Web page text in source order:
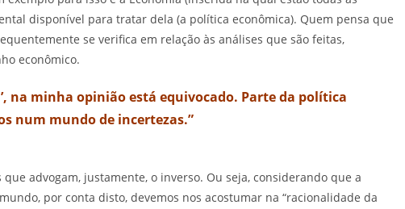
disponível para tratar dela (a política econômica). Quem pensa que
se verifica em relação às análises que são feitas,
econômico.
na minha opinião está equivocado. Parte da política
num mundo de incertezas.”
advogam, justamente, o inverso. Ou seja, considerando que a
por conta disto, devemos nos acostumar na “racionalidade da